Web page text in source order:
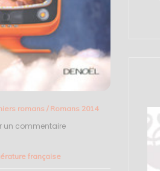
romans / Romans 2014
un commentaireon
française